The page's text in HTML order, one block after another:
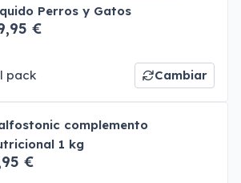
Perros y Gatos
€
pack Cambiar
complemento
1 kg
€